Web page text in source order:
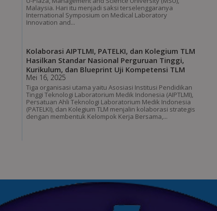
Malaysia. Hari itu menjadi saksi terselenggaranya
International Symposium on Medical Laboratory
Innovation and...
Kolaborasi AIPTLMI, PATELKI, dan Kolegium TLM
Hasilkan Standar Nasional Perguruan Tinggi,
Kurikulum, dan Blueprint Uji Kompetensi TLM
Mei 16, 2025
Tiga organisasi utama yaitu Asosiasi Institusi Pendidikan
Tinggi Teknologi Laboratorium Medik Indonesia (AIPTLMI),
Persatuan Ahli Teknologi Laboratorium Medik Indonesia
(PATELKI), dan Kolegium TLM menjalin kolaborasi strategis
dengan membentuk Kelompok Kerja Bersama,...